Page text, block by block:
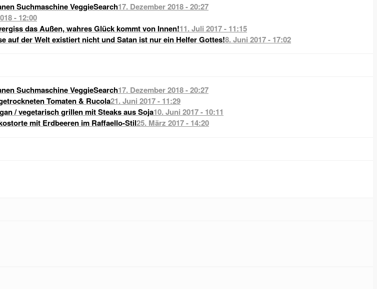
Suchmaschine VeggieSearch17. Dezember 2018 - 20:27
- 12:00
das Außen, wahres Glück kommt von Innen!11. Juli 2017 - 11:15
auf der Welt existiert nicht und Satan ist nur ein Helfer Gottes!8. Juni 2017 - 17:02
Suchmaschine VeggieSearch17. Dezember 2018 - 20:27
Tomaten & Rucola21. Juni 2017 - 11:29
/ vegetarisch grillen mit Steaks aus Soja10. Juni 2017 - 10:11
mit Erdbeeren im Raffaello-Stil25. März 2017 - 14:20